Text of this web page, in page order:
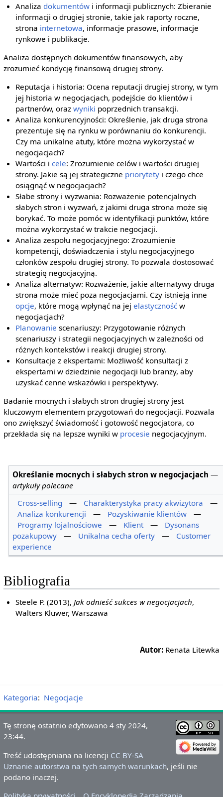
Analiza dokumentów i informacji publicznych: Zbieranie
informacji o drugiej stronie, takie jak raporty roczne,
strona internetowa, informacje prasowe, informacje
rynkowe i publikacje.
Analiza dostępnych dokumentów finansowych, aby
zrozumieć kondycję finansową drugiej strony.
Reputacja i historia: Ocena reputacji drugiej strony, w tym
jej historia w negocjacjach, podejście do klientów i
partnerów, orazwyniki poprzednich transakcji.
Analiza konkurencyjności: Określenie, jak druga strona
prezentuje się na rynku w porównaniu do konkurencji.
Czy ma unikalne atuty, które można wykorzystać w
negocjacjach?
Wartości icele: Zrozumienie celów i wartości drugiej
strony. Jakie są jej strategiczne priorytety i czego chce
osiągnąć w negocjacjach?
Słabe strony i wyzwania: Rozważenie potencjalnych
słabych stron i wyzwań, z jakimi druga strona może się
borykać. To może pomóc w identyfikacji punktów, które
można wykorzystać w trakcie negocjacji.
Analiza zespołu negocjacyjnego: Zrozumienie
kompetencji, doświadczenia i stylu negocjacyjnego
członków zespołu drugiej strony. To pozwala dostosować
strategię negocjacyjną.
Analiza alternatyw: Rozważenie, jakie alternatywy druga
strona może mieć poza negocjacjami. Czy istnieją inne
opcje, które mogą wpłynąć na jejelastyczność w
negocjacjach?
Planowanie scenariuszy: Przygotowanie różnych
scenariuszy i strategii negocjacyjnych w zależności od
różnych kontekstów i reakcji drugiej strony.
Konsultacje z ekspertami: Możliwość konsultacji z
ekspertami w dziedzinie negocjacji lub branży, aby
uzyskać cenne wskazówki i perspektywy.
Badanie mocnych i słabych stron drugiej strony jest
kluczowym elementem przygotowań do negocjacji. Pozwala
ono zwiększyć świadomość i gotowość negocjatora, co
przekłada się na lepsze wyniki w procesie negocjacyjnym.
Określanie mocnych i słabych stron w negocjacjach —
artykuły polecane
Cross-selling
— Charakterystyka pracy akwizytora
—
Analiza konkurencji
— Pozyskiwanie klientów
—
Programy lojalnościowe
— Klient —
Dysonans
pozakupowy
— Unikalna cecha oferty —
Customer
experience
Bibliografia
Steele P. (2013), Jak odnieść sukces w negocjacjach,
Walters Kluwer, Warszawa
Autor: Renata Litewka
Kategoria: Negocjacje
Tę stronę ostatnio edytowano 4 sty 2024,
23:44.
Treść udostępniana na licencji CC BY-SA
Uznanie autorstwa na tych samych warunkach, jeśli nie
podano inaczej.